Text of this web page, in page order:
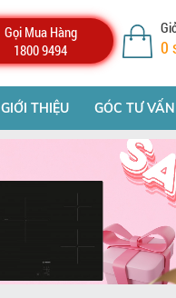
Gọi Mua Hàng
1800 9494
0
GIỚI THIỆU GÓC TƯ VẤN